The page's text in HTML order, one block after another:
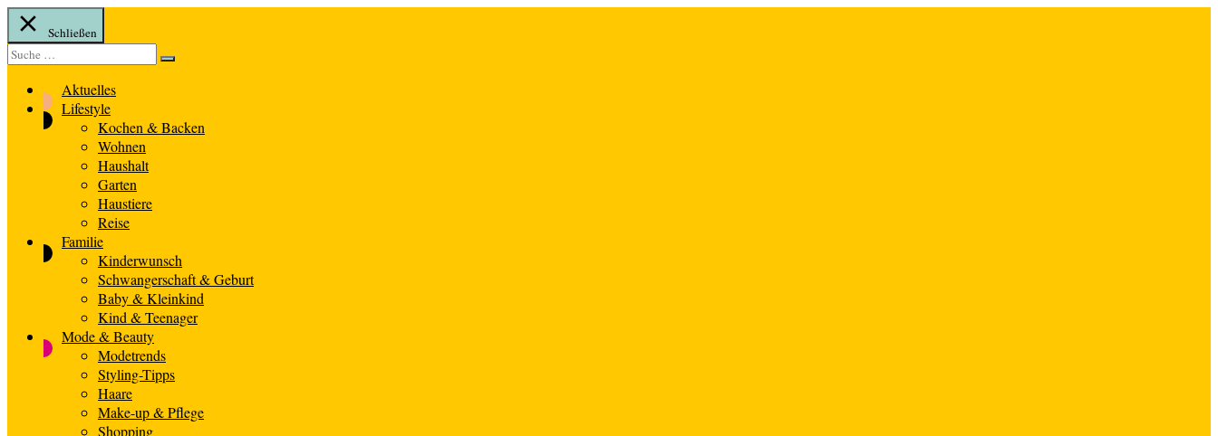
Schließen
Suche
nach:
Suche
Aktuelles
Lifestyle
Kochen & Backen
Wohnen
Haushalt
Garten
Haustiere
Reise
Familie
Kinderwunsch
Schwangerschaft & Geburt
Baby & Kleinkind
Kind & Teenager
Mode & Beauty
Modetrends
Styling-Tipps
Haare
Make-up & Pflege
Shopping